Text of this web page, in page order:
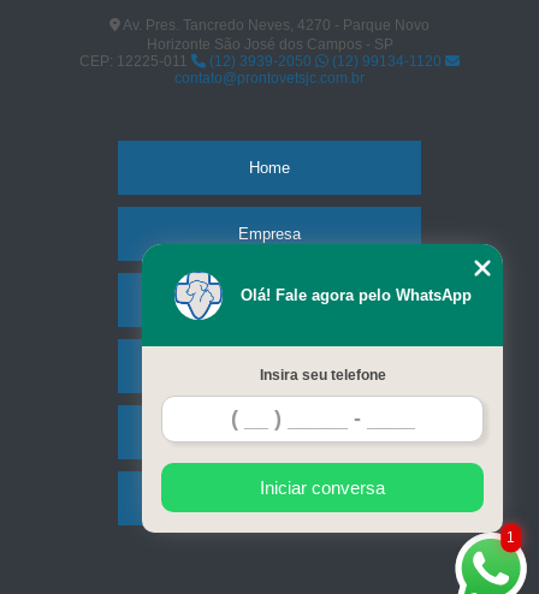
Av. Pres. Tancredo Neves, 4270 - Parque Novo
Horizonte São José dos Campos - SP
CEP: 12225-011
(12) 3939-2050
(12) 99134-1120
contato@prontovetsjc.com.br
Home
Empresa
Missão
Serviços
Contato
Mapa do site
1
Olá! Fale agora pelo WhatsApp
Insira seu telefone
Iniciar conversa